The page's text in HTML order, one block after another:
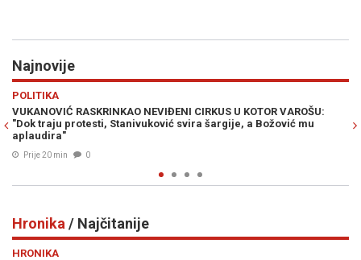
Najnovije
EVROPA
ŠPANIJA POSTAVILA ULTIMATUM ITALIJI: "Imate vremena do
nedjelje"
Hronika / Najčitanije
HRONIKA